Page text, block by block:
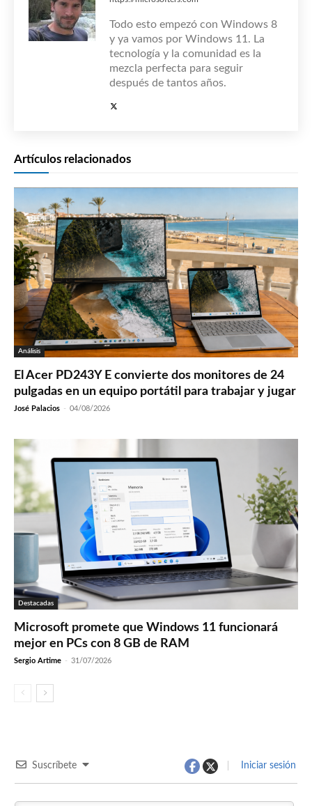
Todo esto empezó con Windows 8
y ya vamos por Windows 11. La
tecnología y la comunidad es la
mezcla perfecta para seguir
después de tantos años.
Artículos relacionados
Análisis
El Acer PD243Y E convierte dos monitores de 24
pulgadas en un equipo portátil para trabajar y jugar
José Palacios - 04/08/2026
Destacadas
Microsoft promete que Windows 11 funcionará
mejor en PCs con 8 GB de RAM
Sergio Artime - 31/07/2026
Suscríbete Iniciar sesión